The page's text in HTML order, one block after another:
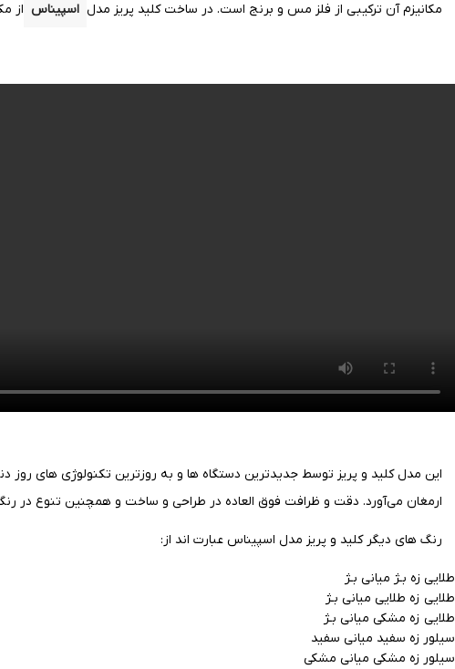
مکانیزم آن ترکیبی از فلز مس و برنج است. در ساخت کلید پریز مدل اسپیناس از
این مدل کلید و پریز توسط جدیدترین دستگاه ها و به روزترین تکنولوژی های روز
ارمغان می‌آورد. دقت و ظرافت فوق العاده در طراحی و ساخت و همچنین تنوع در
رنگ های دیگر کلید و پریز مدل اسپیناس عبارت اند از:
طلایی زه بـژ میانی بـژ
طلایی زه طلایی میانی بـژ
طلایی زه مشکی میانی بـژ
سیلور زه سفید میانی سفید
سیلور زه مشکی میانی مشکی